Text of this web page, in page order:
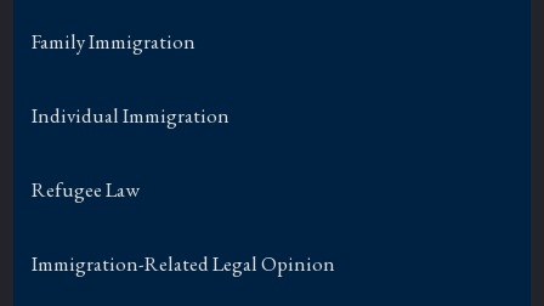
Family Immigration
Individual Immigration
Refugee Law
Immigration-Related Legal Opinion